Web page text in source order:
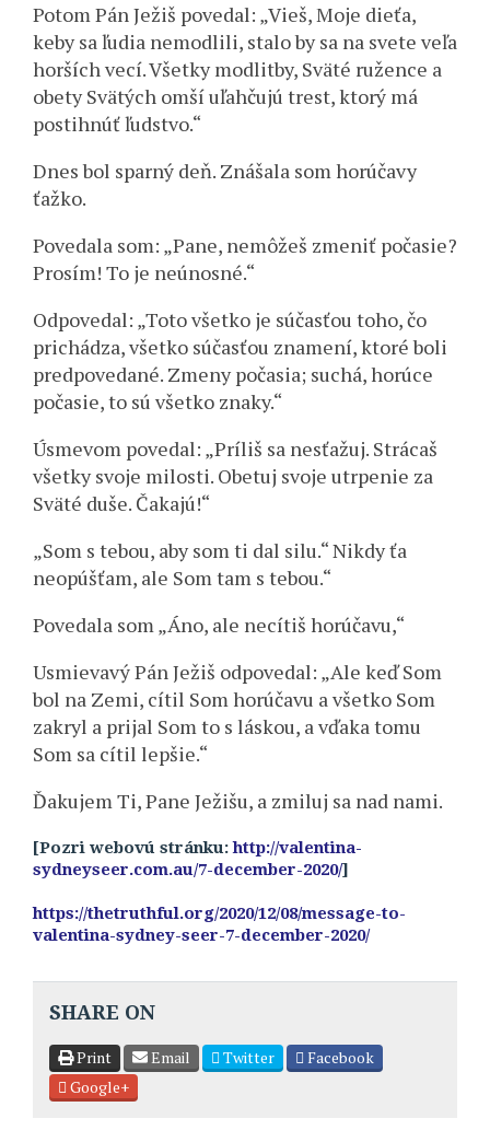
Potom Pán Ježiš povedal: „Vieš, Moje dieťa,
keby sa ľudia nemodlili, stalo by sa na svete veľa
horších vecí. Všetky modlitby, Sväté ružence a
obety Svätých omší uľahčujú trest, ktorý má
postihnúť ľudstvo.“
Dnes bol sparný deň. Znášala som horúčavy
ťažko.
Povedala som: „Pane, nemôžeš zmeniť počasie?
Prosím! To je neúnosné.“
Odpovedal: „Toto všetko je súčasťou toho, čo
prichádza, všetko súčasťou znamení, ktoré boli
predpovedané. Zmeny počasia; suchá, horúce
počasie, to sú všetko znaky.“
Úsmevom povedal: „Príliš sa nesťažuj. Strácaš
všetky svoje milosti. Obetuj svoje utrpenie za
Sväté duše. Čakajú!“
„Som s tebou, aby som ti dal silu.“ Nikdy ťa
neopúšťam, ale Som tam s tebou.“
Povedala som „Áno, ale necítiš horúčavu,“
Usmievavý Pán Ježiš odpovedal: „Ale keď Som
bol na Zemi, cítil Som horúčavu a všetko Som
zakryl a prijal Som to s láskou, a vďaka tomu
Som sa cítil lepšie.“
Ďakujem Ti, Pane Ježišu, a zmiluj sa nad nami.
[Pozri webovú stránku:http://valentina-
sydneyseer.com.au/7-december-2020/]
https://thetruthful.org/2020/12/08/message-to-
valentina-sydney-seer-7-december-2020/
SHARE ON
Print Email Twitter
Facebook
Google+